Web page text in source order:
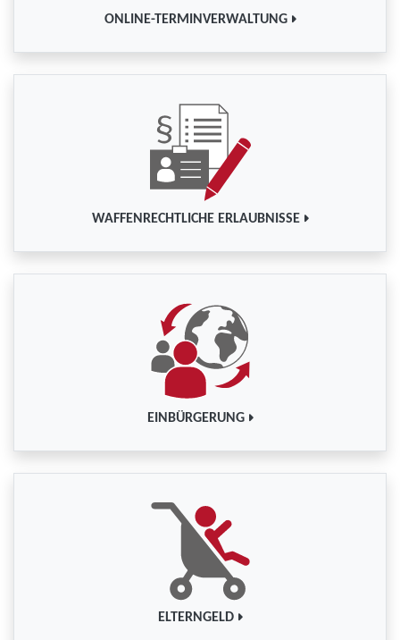
ONLINE-TERMINVERWALTUNG
WAFFENRECHTLICHE ERLAUBNISSE
EINBÜRGERUNG
ELTERNGELD